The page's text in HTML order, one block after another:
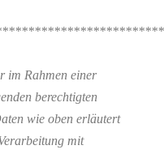
im Rahmen einer
berechtigten
wie oben erläutert
mit